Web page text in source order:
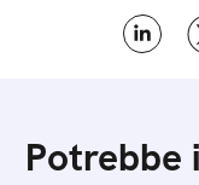
Potrebbe